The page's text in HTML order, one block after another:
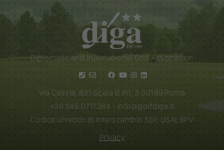
Diplomatic and International Golf Association
Via Cassia, 831 Scala B Int. 3 00189 Roma
+39 345 0711384 -info@golfdiga.it
Codice univoco di interscambio SDI: USAL8PV
Privacy